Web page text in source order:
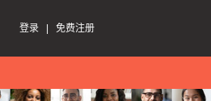
登录 免费注册